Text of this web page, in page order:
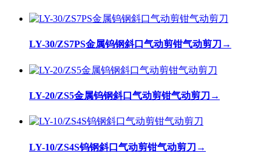
LY-30/ZS7PS金属钨钢斜口气动剪钳气动剪刀 →
LY-20/ZS5金属钨钢斜口气动剪钳气动剪刀 →
LY-10/ZS4S钨钢斜口气动剪钳气动剪刀 →